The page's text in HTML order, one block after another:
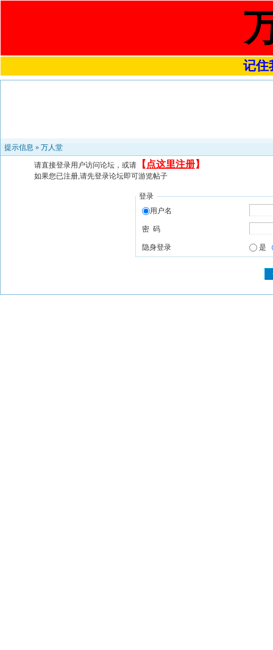
记住
提示信息 » 万人堂
请直接登录用户访问论坛，或请 【 点这里注册】
如果您已注册,请先登录论坛即可游览帖子
登录
用户名
密 码
隐身登录 是